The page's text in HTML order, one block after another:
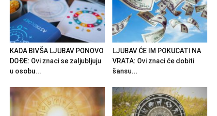
KADA BIVŠA LJUBAV PONOVO
DOĐE: Ovi znaci se zaljubljuju
u osobu...
LJUBAV ĆE IM POKUCATI NA
VRATA: Ovi znaci će dobiti
šansu...